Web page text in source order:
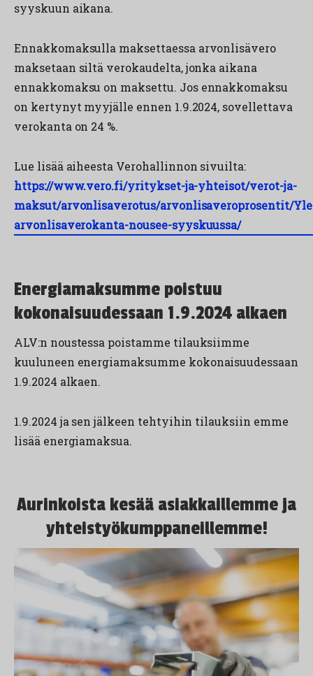
syyskuun aikana.
Ennakkomaksulla maksettaessa arvonlisävero
maksetaan siltä verokaudelta, jonka aikana
ennakkomaksu on maksettu. Jos ennakkomaksu
on kertynyt myyjälle ennen 1.9.2024, sovellettava
verokanta on 24 %.
Lue lisää aiheesta Verohallinnon sivuilta:
https://www.vero.fi/yritykset-ja-yhteisot/verot-ja-
maksut/arvonlisaverotus/arvonlisaveroprosentit/
arvonlisaverokanta-nousee-syyskuussa/
Energiamaksumme poistuu
kokonaisuudessaan 1.9.2024 alkaen
ALV:n noustessa poistamme tilauksiimme
kuuluneen energiamaksumme kokonaisuudessaan
1.9.2024 alkaen.
1.9.2024 ja sen jälkeen tehtyihin tilauksiin emme
lisää energiamaksua.
Aurinkoista kesää asiakkaillemme ja
yhteistyökumppaneillemme!